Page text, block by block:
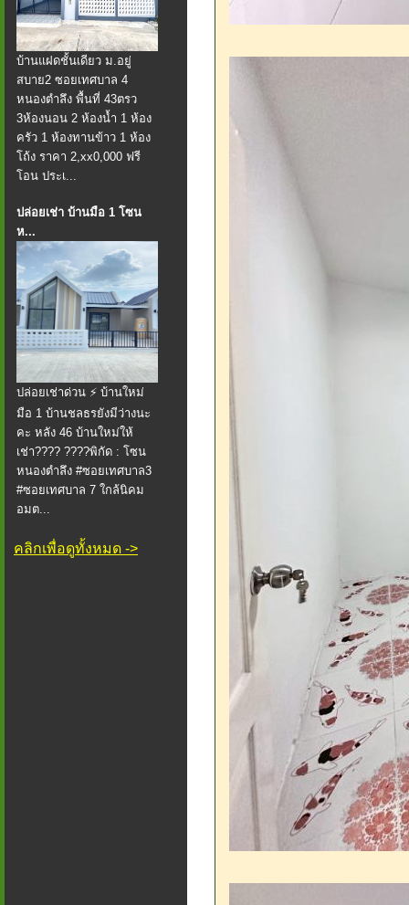
บ้านแฝดชั้นเดียว ม.อยู่
สบาย2 ซอยเทศบาล 4
หนองตำลึง พื้นที่ 43ตรว
3ห้องนอน 2 ห้องน้ำ 1 ห้อง
ครัว 1 ห้องทานข้าว 1 ห้อง
โถ้ง ราคา 2,xx0,000 ฟรี
โอน ประเ...
ปล่อยเช่า บ้านมือ 1 โซน
ห...
ปล่อยเช่าด่วน ⚡ บ้านใหม่
มือ 1 บ้านชลธรยังมีว่างนะ
คะ หลัง 46 บ้านใหม่ให้
เช่า???? ????พิกัด : โซน
หนองตำลึง #ซอยเทศบาล3
#ซอยเทศบาล 7 ใกล้นิคม
อมต...
คลิกเพื่อดูทั้งหมด ->